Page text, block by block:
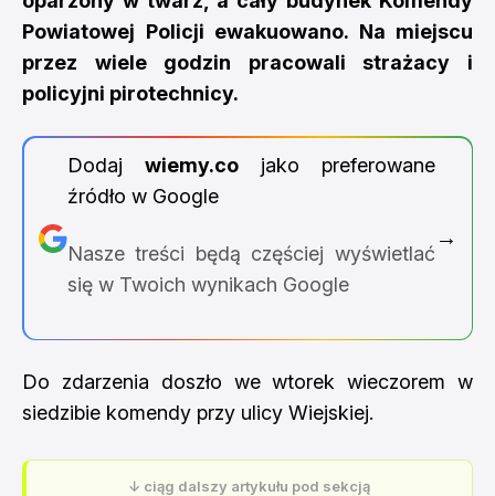
Powiatowej Policji ewakuowano. Na miejscu
przez wiele godzin pracowali strażacy i
policyjni pirotechnicy.
Dodaj wiemy.cojako preferowane
źródło w Google
Nasze treści będą częściej wyświetlać
się w Twoich wynikach Google
→
Do zdarzenia doszło we wtorek wieczorem w
siedzibie komendy przy ulicy Wiejskiej.
↓ ciąg dalszy artykułu pod sekcją